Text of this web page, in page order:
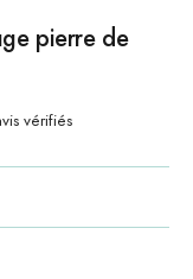
pierre de
vérifiés